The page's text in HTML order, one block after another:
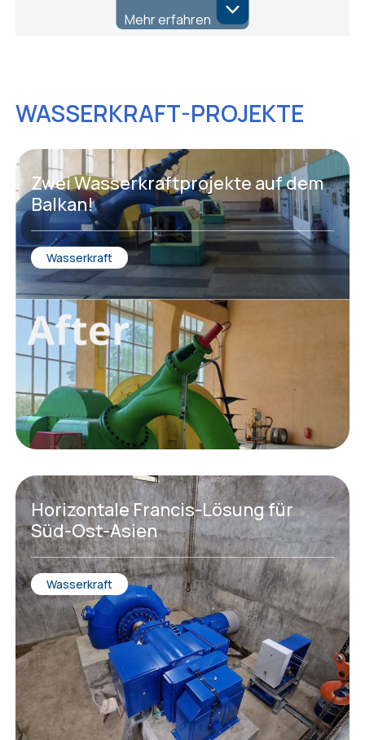
Mehr erfahren
WASSERKRAFT-PROJEKTE
Zwei Wasserkraftprojekte auf dem
Balkan!
Wasserkraft
Horizontale Francis-Lösung für
Süd-Ost-Asien
Wasserkraft